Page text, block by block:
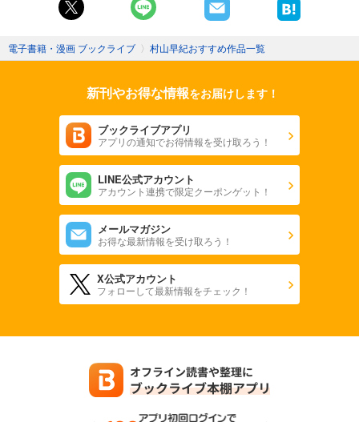
電子書籍・漫画 ブックライブ 〉 村山早紀おすすめ作品一覧
新刊やお得な情報をお届けします！
ブックライブアプリ
アプリの通知でお得情報を受け取ろう！
LINE公式アカウント
アカウント連携で限定クーポンゲット！
メールマガジン
お得な最新情報を受け取ろう！
X公式アカウント
フォローして最新情報をチェック！